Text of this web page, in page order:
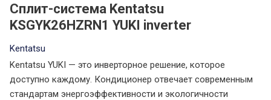
Сплит-система Kentatsu
KSGYK26HZRN1 YUKI inverter
Kentatsu
Kentatsu YUKI — это инверторное решение, которое
доступно каждому. Кондиционер отвечает современным
стандартам энергоэффективности и экологичности